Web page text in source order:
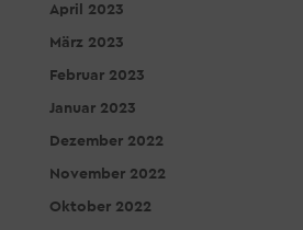
April 2023
März 2023
Februar 2023
Januar 2023
Dezember 2022
November 2022
Oktober 2022